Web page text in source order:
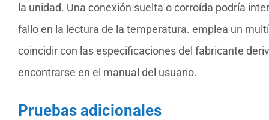
la unidad. Una conexión suelta o corroída podría
fallo en la lectura de la temperatura. emplea un
coincidir con las especificaciones del fabricante
encontrarse en el manual del usuario.
Pruebas adicionales